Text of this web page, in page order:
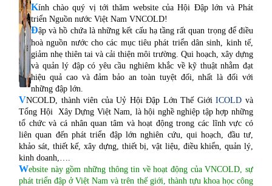
Kính chào quý vị tới thăm website của Hội Đập lớn và Phát
triển Nguồn nước Việt Nam VNCOLD!
Đập và hồ chứa là những kết cấu hạ tầng rất quan trọng để điều
hoà nguồn nước cho các mục tiêu phát triển dân sinh, kinh tế,
giảm nhẹ thiên tai và cải thiện môi trường. Qui hoạch, xây dựng
và quản lý đập có yêu cầu nghiêm khắc về kỹ thuật nhằm đạt
hiệu quả cao và đảm bảo an toàn tuyệt đối, nhất là đối với
những đập lớn.
VNCOLD, thành viên của Uỷ Hội Đập Lớn Thế GiớiICOLD và
Tổng Hội Xây Dựng Việt Nam, là hội nghề nghiệp tập hợp những
tổ chức và cá nhân quan tâm và hoạt động trong các lĩnh vực có
liên quan đến phát triển đập lớn nghiên cứu, qui hoạch, đầu tư,
khảo sát, thiết kế, xây dựng, thiết bị, vật liệu, điều khiển, quản lý,
kinh doanh,….
Website này gồm những thông tin về hoạt động của VNCOLD, sự
phát triển đập ở Việt Nam và trên thế giới, thành tựu khoa học công